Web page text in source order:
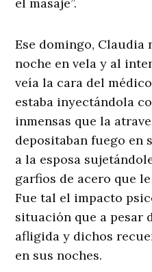
el masaje”.
Ese domingo, Claudia
noche en vela y al
veía la cara del
estaba inyectándola
inmensas que la
depositaban fuego en
a la esposa
garfios de acero que
Fue tal el impacto
situación que a pesar
afligida y dichos
en sus noches.